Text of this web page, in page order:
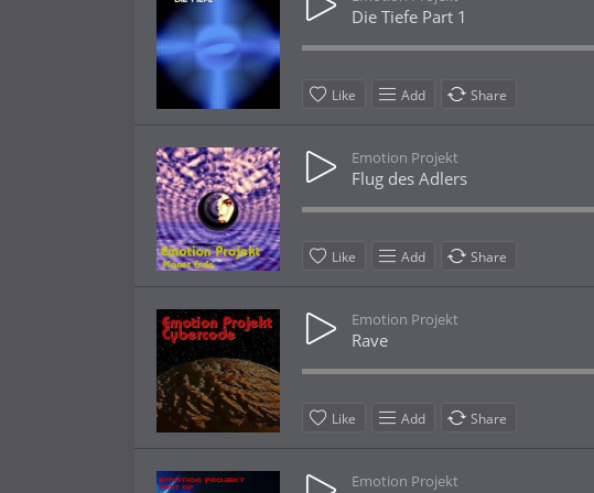
Die Tiefe Part 1
Like Add Share
Emotion Projekt
Flug des Adlers
Like Add Share
Emotion Projekt
Rave
Like Add Share
Emotion Projekt